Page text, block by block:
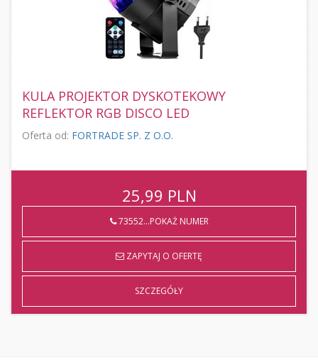
KULA PROJEKTOR DYSKOTEKOWY
REFLEKTOR RGB DISCO LED
Oferta od: FORTRADE SP. Z O.O.
25,99 PLN
73552...POKAŻ NUMER
ZAPYTAJ O OFERTĘ
SZCZEGÓŁY